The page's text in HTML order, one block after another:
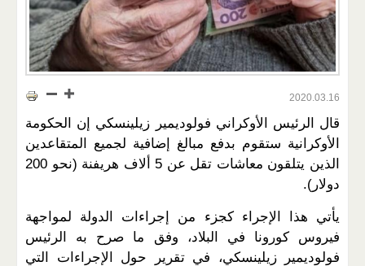
2020.03.16
قال الرئيس الأوكراني فولوديمير زيلينسكي إن الحكومة
الأوكرانية ستقوم بدفع مبالغ إضافية لجميع المتقاعدين
الذين يتلقون معاشات تقل عن 5 ألاف هريفنة (نحو 200
دولار).
يأتي هذا الإجراء كجزء من إجراءات الدولة لمواجهة
فيروس كورونا في البلاد، وفق ما صرح به الرئيس
فولوديمير زيلينسكي، في تقرير حول الإجراءات التي